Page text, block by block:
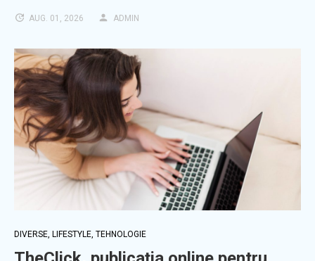
AUG. 01, 2026 ADMIN
DIVERSE, LIFESTYLE, TEHNOLOGIE